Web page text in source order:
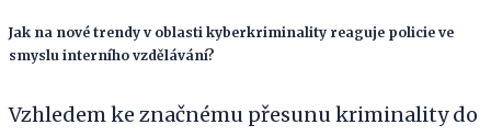
Jak na nové trendy v oblasti kyberkriminality reaguje policie ve
smyslu interního vzdělávání?
Vzhledem ke značnému přesunu kriminality do